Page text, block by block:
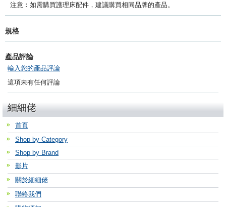
注意︰如需購買護理床配件，建議購買相同品牌的產品。
規格
產品評論
輸入您的產品評論
這項未有任何評論
細細佬
首頁
Shop by Category
Shop by Brand
影片
關於細細佬
聯絡我們